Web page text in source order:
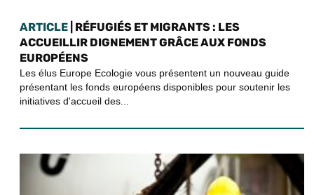
ARTICLE | RÉFUGIÉS ET MIGRANTS : LES
ACCUEILLIR DIGNEMENT GRÂCE AUX FONDS
EUROPÉENS
Les élus Europe Ecologie vous présentent un nouveau guide
présentant les fonds européens disponibles pour soutenir les
initiatives d'accueil des...